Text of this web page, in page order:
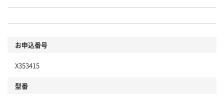
お申込番号
X353415
型番